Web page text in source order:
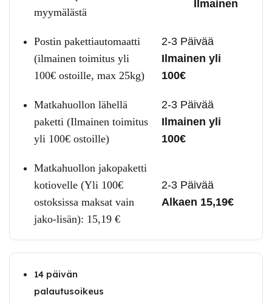
myymälästä
Ilmainen
Postin pakettiautomaatti
(ilmainen toimitus yli
100€ ostoille, max 25kg)
2-3 Päivää
Ilmainen yli
100€
Matkahuollon lähellä
paketti (Ilmainen toimitus
yli 100€ ostoille)
2-3 Päivää
Ilmainen yli
100€
Matkahuollon jakopaketti
kotiovelle (Yli 100€
ostoksissa maksat vain
jako-lisän): 15,19 €
2-3 Päivää
Alkaen 15,19€
14 päivän
palautusoikeus